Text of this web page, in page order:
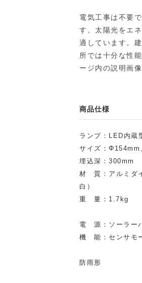
電気工事は不要
す。太陽光をエ
適しています。
所では十分な性
ージ内の説明画
商品仕様
ランプ：LED内蔵
サイズ：Φ154mm
埋込深：300mm
材 質：アルミダ
白）
重 量：1.7kg
電 源：ソーラー
機 能：センサモ
防雨形